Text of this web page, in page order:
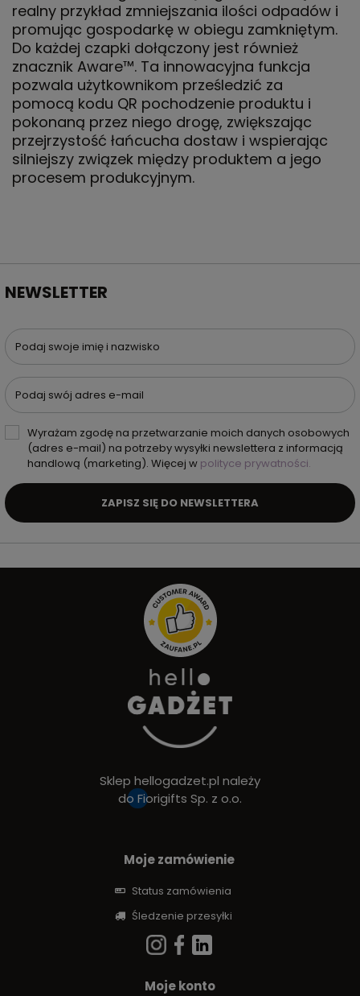
realny przykład zmniejszania ilości odpadów i
promując gospodarkę w obiegu zamkniętym.
Do każdej czapki dołączony jest również
znacznik Aware™. Ta innowacyjna funkcja
pozwala użytkownikom prześledzić za
pomocą kodu QR pochodzenie produktu i
pokonaną przez niego drogę, zwiększając
przejrzystość łańcucha dostaw i wspierając
silniejszy związek między produktem a jego
procesem produkcyjnym.
NEWSLETTER
Podaj swoje imię i nazwisko
Podaj swój adres e-mail
Wyrażam zgodę na przetwarzanie moich danych osobowych
(adres e-mail) na potrzeby wysyłki newslettera z informacją
handlową (marketing). Więcej w polityce prywatności.
ZAPISZ SIĘ DO NEWSLETTERA
Sklep hellogadzet.pl należy
do Fiorigifts Sp. z o.o.
Moje zamówienie
Status zamówienia
Śledzenie przesyłki
Moje konto